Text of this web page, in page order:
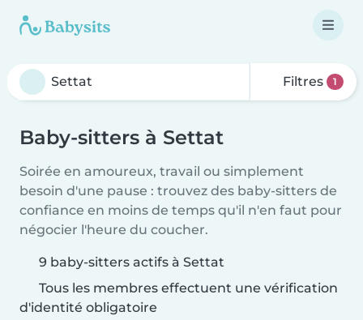
Filtres 1
Baby-sitters à Settat
Soirée en amoureux, travail ou simplement
besoin d'une pause : trouvez des baby-sitters de
confiance en moins de temps qu'il n'en faut pour
négocier l'heure du coucher.
9 baby-sitters actifs à Settat
Tous les membres effectuent une vérification
d'identité obligatoire